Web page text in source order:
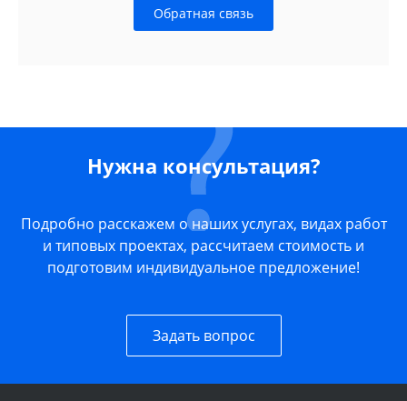
Обратная связь
Нужна консультация?
Подробно расскажем о наших услугах, видах работ
и типовых проектах, рассчитаем стоимость и
подготовим индивидуальное предложение!
Задать вопрос